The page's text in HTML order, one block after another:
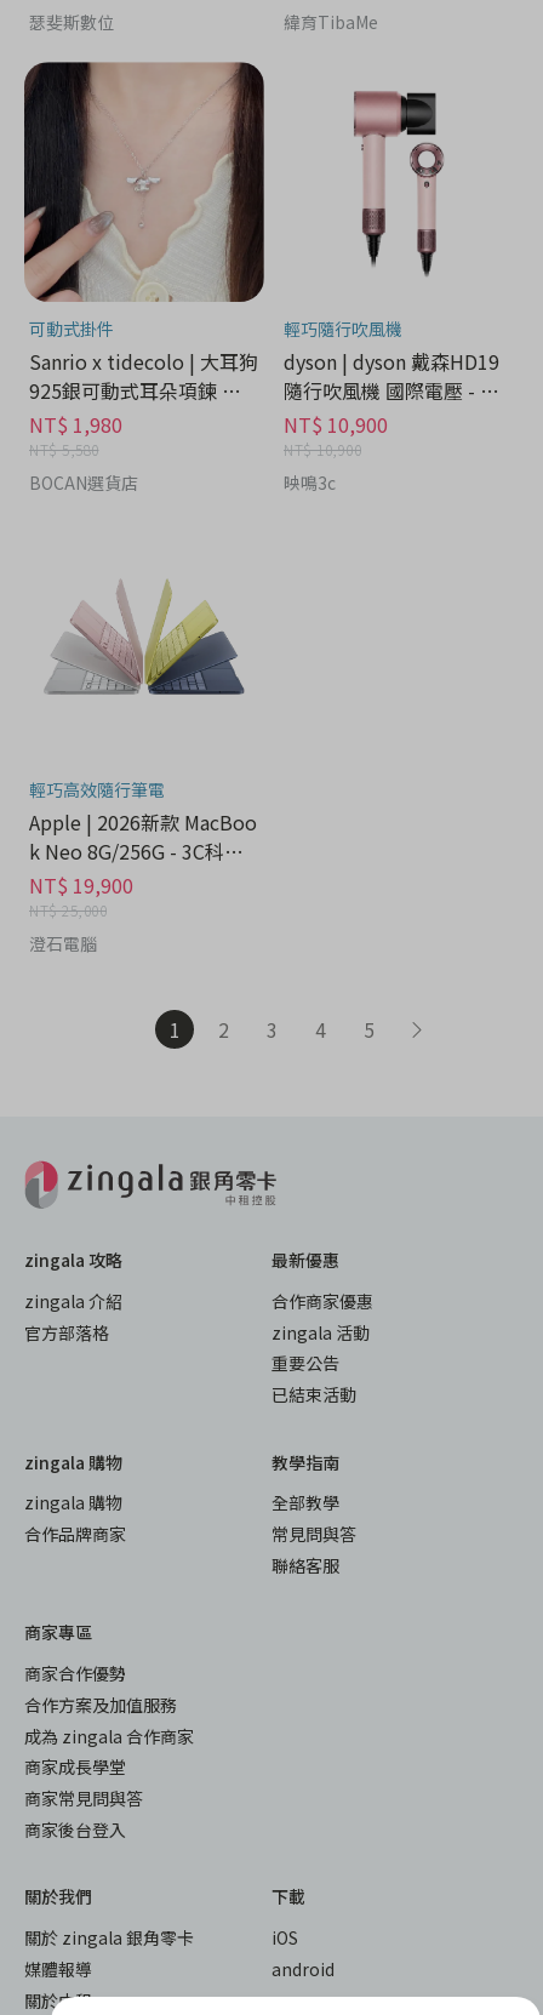
瑟斐斯數位 緯育TibaMe
可動式掛件
Sanrio x tidecolo | 大耳狗
925銀可動式耳朵項鍊 禮
盒 - 流行潮牌分期
NT$ 1,980
NT$ 5,580
BOCAN選貨店
輕巧隨行吹風機
dyson | dyson 戴森HD19
隨行吹風機 國際電壓 - 家
電分期
NT$ 10,900
NT$ 10,900
映鳴3c
輕巧高效隨行筆電
Apple | 2026新款 MacBoo
k Neo 8G/256G - 3C科技
分期
NT$ 19,900
NT$ 25,000
澄石電腦
1 2 3 4 5
zingala 攻略
zingala 介紹
官方部落格
最新優惠
合作商家優惠
zingala 活動
重要公告
已結束活動
zingala 購物
zingala 購物
合作品牌商家
教學指南
全部教學
常見問與答
聯絡客服
商家專區
商家合作優勢
合作方案及加值服務
成為 zingala 合作商家
商家成長學堂
商家常見問與答
商家後台登入
關於我們
關於 zingala 銀角零卡
媒體報導
關於中租
下載
iOS
android